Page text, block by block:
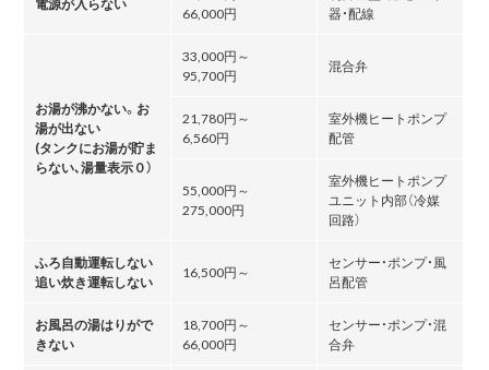
66,000円
器・配線
お湯が沸かない。お
湯が出ない
(タンクにお湯が貯ま
らない､湯量表示０）
33,000円～
95,700円
混合弁
21,780円～
6,560円
室外機ヒートポンプ
配管
55,000円～
275,000円
室外機ヒートポンプ
ユニット内部（冷媒
回路）
ふろ自動運転しない
追い炊き運転しない
16,500円～
センサー・ポンプ・風
呂配管
お風呂の湯はりがで
きない
18,700円～
66,000円
センサー・ポンプ・混
合弁